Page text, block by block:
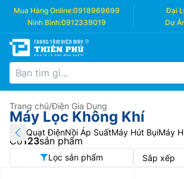
Mua Hàng Online:0918969699 Đại
Ninh Bình:0912339019 Dự
Trang chủ/Điện Gia Dụng
Máy Lọc Không Khí
Quạt ĐiệnNồi Áp SuấtMáy Hút BụiMáy
Có 123sản phẩm
Lọc sản phẩm